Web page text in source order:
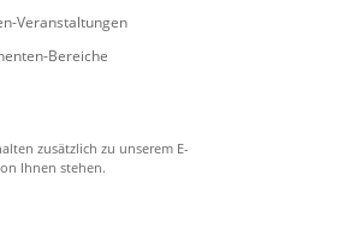
Veranstaltungen
Bereiche
zusätzlich zu unserem E-
Ihnen stehen.